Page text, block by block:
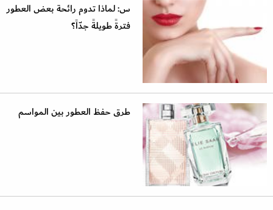
س: لماذا تدوم رائحة بعض العطور
فترةً طويلةً جدّاً؟
طرق حفظ العطور بين المواسم